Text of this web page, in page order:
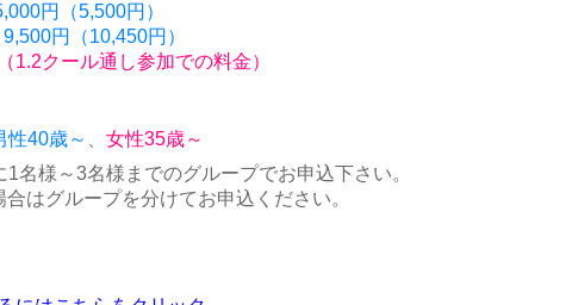
円（5,500円）
円（10,450円）
1.2クール通し参加での料金）
性40歳～
女性35歳～
名様～3名様までのグループでお申込下さい。
はグループを分けてお申込ください。